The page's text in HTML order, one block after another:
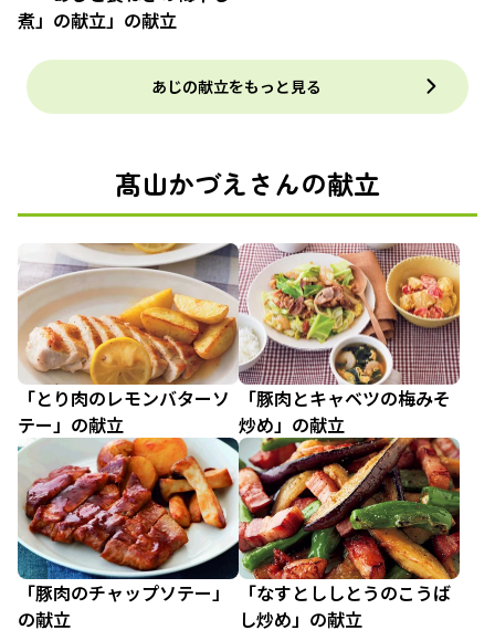
煮」の献立」の献立
あじの献立をもっと見る
髙山かづえさんの献立
「とり肉のレモンバターソ
テー」の献立
「豚肉とキャベツの梅みそ
炒め」の献立
「豚肉のチャップソテー」
の献立
「なすとししとうのこうば
し炒め」の献立